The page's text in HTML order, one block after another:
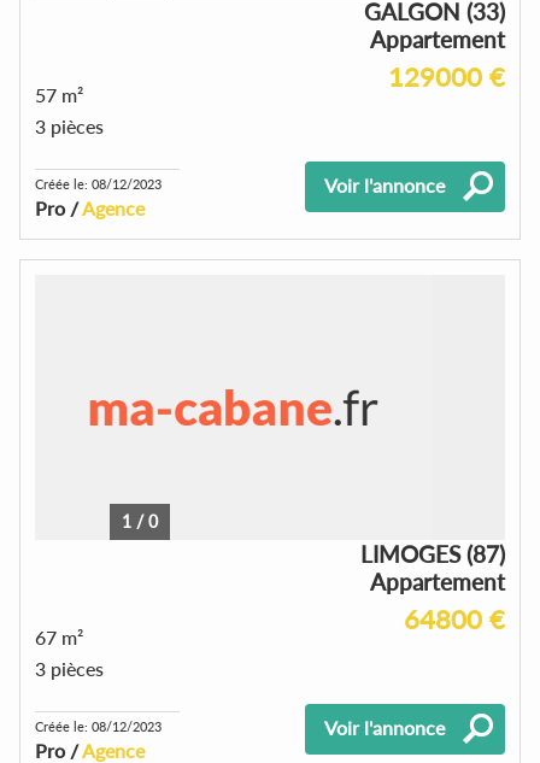
GALGON (33)
Appartement
129000 €
57 m²
3 pièces
Créée le: 08/12/2023
Pro /Agence
Voir l'annonce
1 /0
LIMOGES (87)
Appartement
64800 €
67 m²
3 pièces
Créée le: 08/12/2023
Pro /Agence
Voir l'annonce